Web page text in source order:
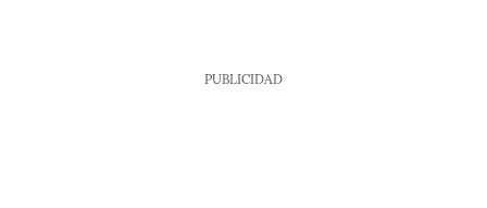
PUBLICIDAD